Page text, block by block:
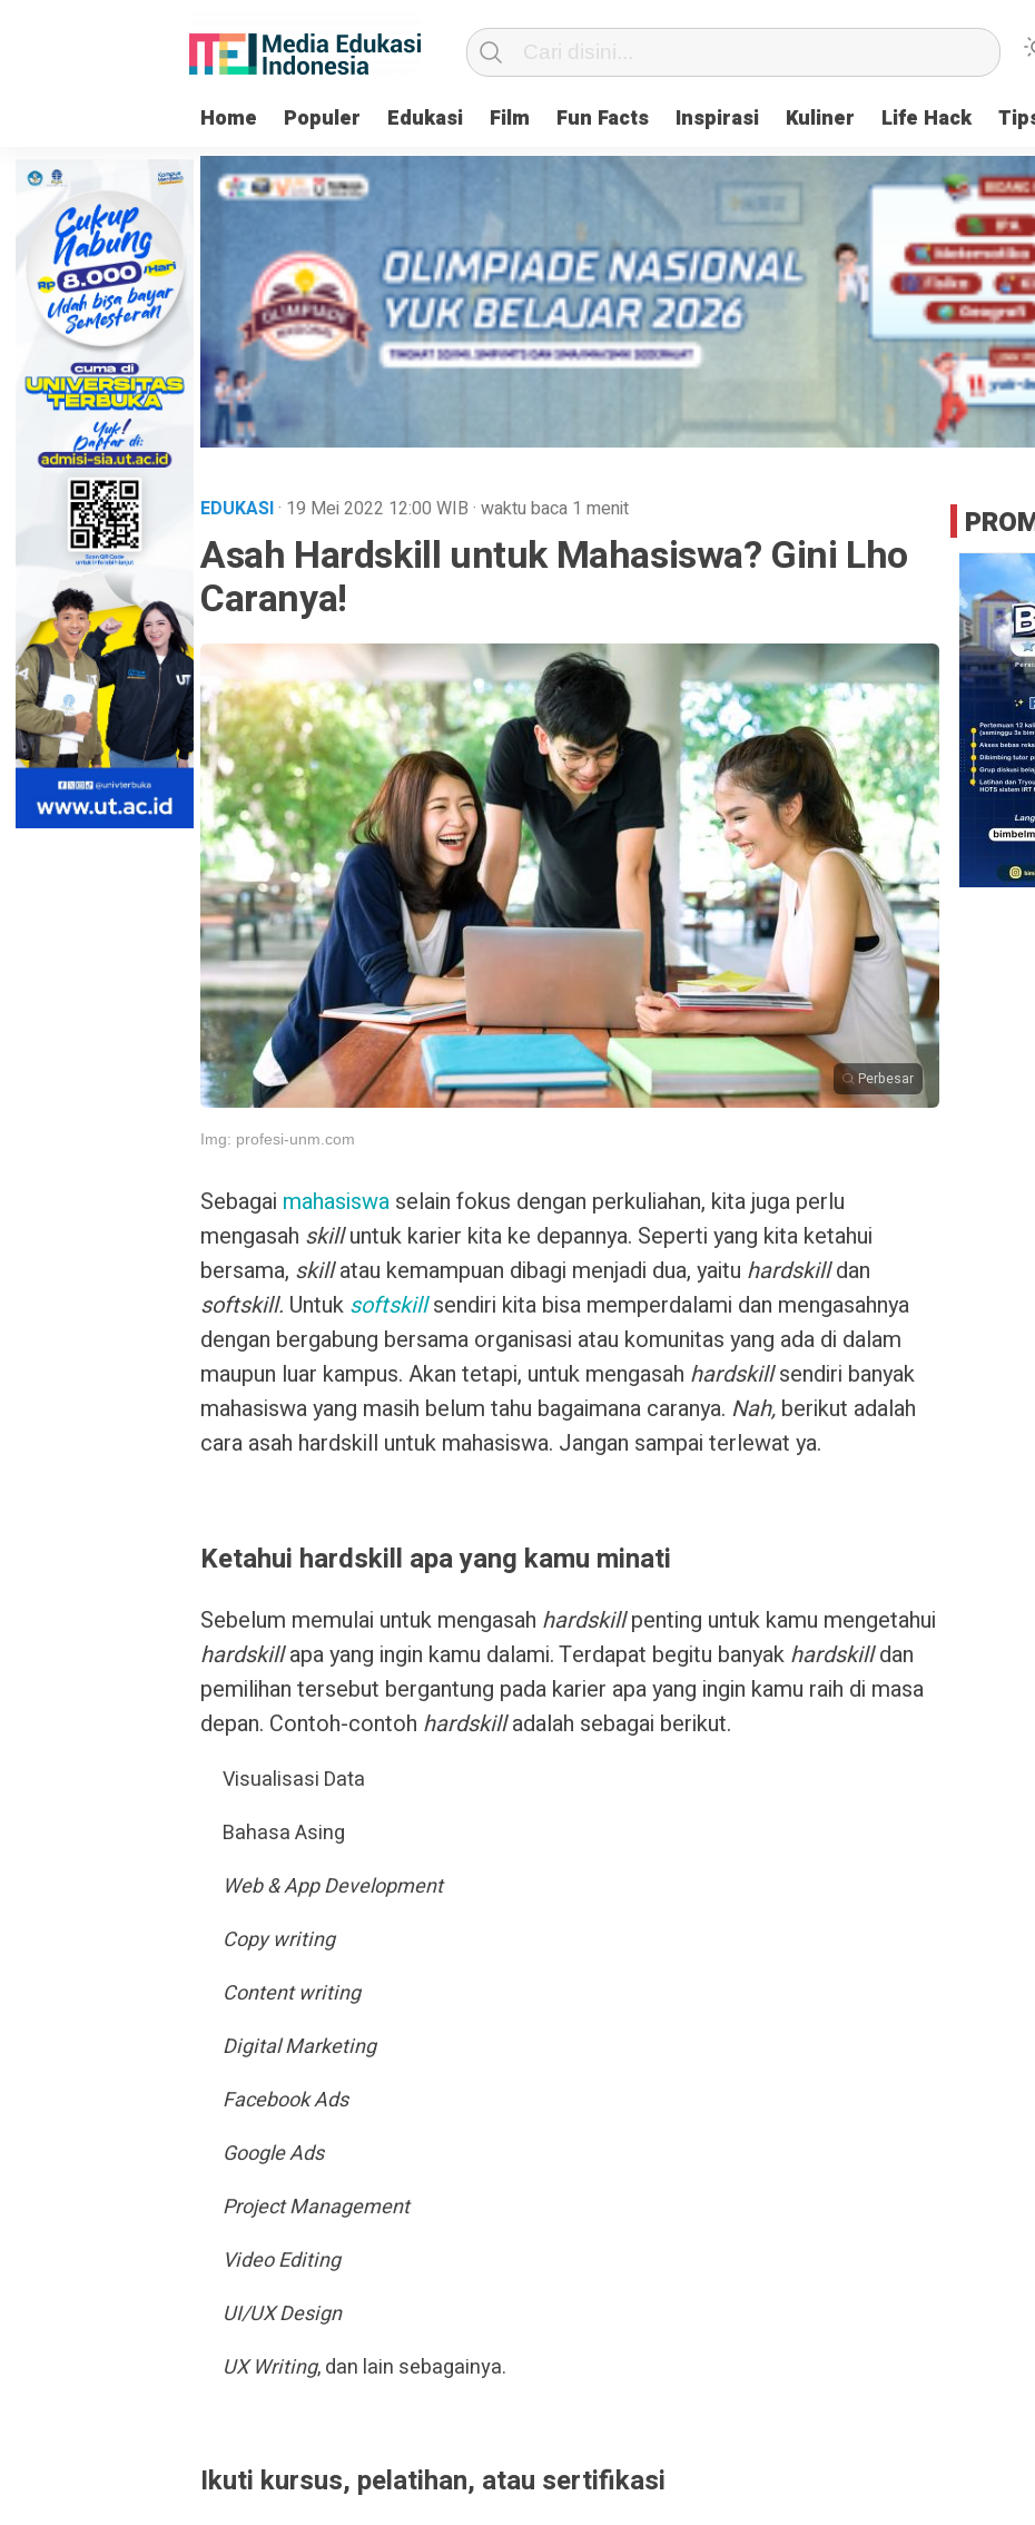
Home Populer Edukasi Film Fun Facts Inspirasi Kuliner Life Hack
EDUKASI· 19 Mei 2022 12:00 WIB · waktu baca 1 menit
Asah Hardskill untuk Mahasiswa? Gini Lho
Caranya!
Perbesar
Img: profesi-unm.com
Sebagai mahasiswa selain fokus dengan perkuliahan, kita juga perlu
mengasah skilluntuk karier kita ke depannya. Seperti yang kita ketahui
bersama, skillatau kemampuan dibagi menjadi dua, yaitu hardskilldan
softskill. Untuk softskillsendiri kita bisa memperdalami dan mengasahnya
dengan bergabung bersama organisasi atau komunitas yang ada di dalam
maupun luar kampus. Akan tetapi, untuk mengasah hardskillsendiri banyak
mahasiswa yang masih belum tahu bagaimana caranya. Nah, berikut adalah
cara asah hardskill untuk mahasiswa. Jangan sampai terlewat ya.
Ketahui hardskill apa yang kamu minati
Sebelum memulai untuk mengasah hardskillpenting untuk kamu mengetahui
hardskillapa yang ingin kamu dalami. Terdapat begitu banyak hardskilldan
pemilihan tersebut bergantung pada karier apa yang ingin kamu raih di masa
depan. Contoh-contoh hardskilladalah sebagai berikut.
Visualisasi Data
Bahasa Asing
Web & App Development
Copy writing
Content writing
Digital Marketing
Facebook Ads
Google Ads
Project Management
Video Editing
UI/UX Design
UX Writing, dan lain sebagainya.
Ikuti kursus, pelatihan, atau sertifikasi